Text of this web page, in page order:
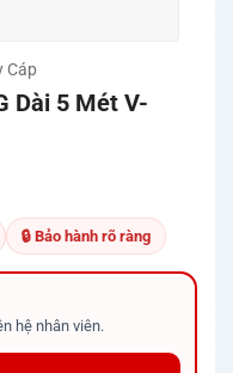
Cáp
Dài 5 Mét V-
🔒 Bảo hành rõ ràng
hệ nhân viên.